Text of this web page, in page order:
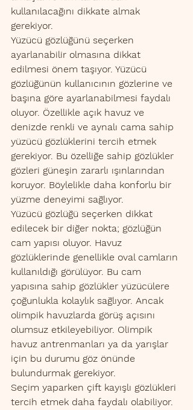
kullanılacağını dikkate almak
gerekiyor.
Yüzücü gözlüğünü seçerken
ayarlanabilir olmasına dikkat
edilmesi önem taşıyor. Yüzücü
gözlüğünün kullanıcının gözlerine ve
başına göre ayarlanabilmesi faydalı
oluyor. Özellikle açık havuz ve
denizde renkli ve aynalı cama sahip
yüzücü gözlüklerini tercih etmek
gerekiyor. Bu özelliğe sahip gözlükler
gözleri güneşin zararlı ışınlarından
koruyor. Böylelikle daha konforlu bir
yüzme deneyimi sağlıyor.
Yüzücü gözlüğü seçerken dikkat
edilecek bir diğer nokta; gözlüğün
cam yapısı oluyor. Havuz
gözlüklerinde genellikle oval camların
kullanıldığı görülüyor. Bu cam
yapısına sahip gözlükler yüzücülere
çoğunlukla kolaylık sağlıyor. Ancak
olimpik havuzlarda görüş açısını
olumsuz etkileyebiliyor. Olimpik
havuz antrenmanları ya da yarışlar
için bu durumu göz önünde
bulundurmak gerekiyor.
Seçim yaparken çift kayışlı gözlükleri
tercih etmek daha faydalı olabiliyor.